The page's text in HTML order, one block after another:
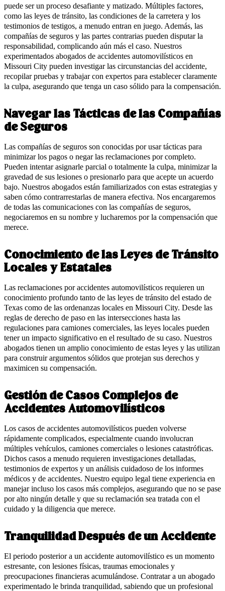
puede ser un proceso desafiante y matizado. Múltiples factores,
como las leyes de tránsito, las condiciones de la carretera y los
testimonios de testigos, a menudo entran en juego. Además, las
compañías de seguros y las partes contrarias pueden disputar la
responsabilidad, complicando aún más el caso. Nuestros
experimentados abogados de accidentes automovilísticos en
Missouri City pueden investigar las circunstancias del accidente,
recopilar pruebas y trabajar con expertos para establecer claramente
la culpa, asegurando que tenga un caso sólido para la compensación.
Navegar las Tácticas de las Compañías
de Seguros
Las compañías de seguros son conocidas por usar tácticas para
minimizar los pagos o negar las reclamaciones por completo.
Pueden intentar asignarle parcial o totalmente la culpa, minimizar la
gravedad de sus lesiones o presionarlo para que acepte un acuerdo
bajo. Nuestros abogados están familiarizados con estas estrategias y
saben cómo contrarrestarlas de manera efectiva. Nos encargaremos
de todas las comunicaciones con las compañías de seguros,
negociaremos en su nombre y lucharemos por la compensación que
merece.
Conocimiento de las Leyes de Tránsito
Locales y Estatales
Las reclamaciones por accidentes automovilísticos requieren un
conocimiento profundo tanto de las leyes de tránsito del estado de
Texas como de las ordenanzas locales en Missouri City. Desde las
reglas de derecho de paso en las intersecciones hasta las
regulaciones para camiones comerciales, las leyes locales pueden
tener un impacto significativo en el resultado de su caso. Nuestros
abogados tienen un amplio conocimiento de estas leyes y las utilizan
para construir argumentos sólidos que protejan sus derechos y
maximicen su compensación.
Gestión de Casos Complejos de
Accidentes Automovilísticos
Los casos de accidentes automovilísticos pueden volverse
rápidamente complicados, especialmente cuando involucran
múltiples vehículos, camiones comerciales o lesiones catastróficas.
Dichos casos a menudo requieren investigaciones detalladas,
testimonios de expertos y un análisis cuidadoso de los informes
médicos y de accidentes. Nuestro equipo legal tiene experiencia en
manejar incluso los casos más complejos, asegurando que no se pase
por alto ningún detalle y que su reclamación sea tratada con el
cuidado y la diligencia que merece.
Tranquilidad Después de un Accidente
El periodo posterior a un accidente automovilístico es un momento
estresante, con lesiones físicas, traumas emocionales y
preocupaciones financieras acumulándose. Contratar a un abogado
experimentado le brinda tranquilidad, sabiendo que un profesional